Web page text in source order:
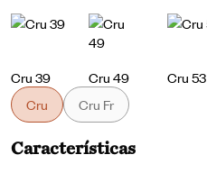
Cru 39 Cru 49 Cru 53
Cru Cru Fr
Características